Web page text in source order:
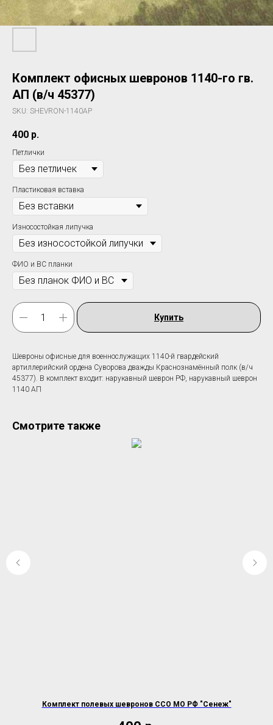
Комплект офисных шевронов 1140-го гв.
АП (в/ч 45377)
SKU: SHEVRON-1140AP
400 р.
Петлички
Пластиковая вставка
Износостойкая липучка
ФИО и ВС планки
Купить
Шевроны офисные для военнослужащих 1140-й гвардейский
артиллерийский ордена Суворова дважды Краснознамённый полк (в/ч
45377). В комплект входит: нарукавный шеврон РФ, нарукавный шеврон
1140 АП
Смотрите также
Комплект полевых шевронов ССО МО РФ "Сенеж"